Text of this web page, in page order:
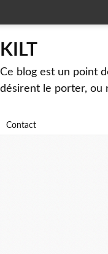
KILT
Ce blog est un point
désirent le porter, ou
Contact